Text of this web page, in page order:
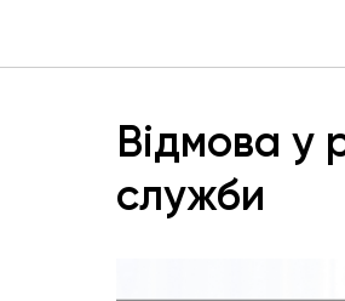
Відмова у
служби